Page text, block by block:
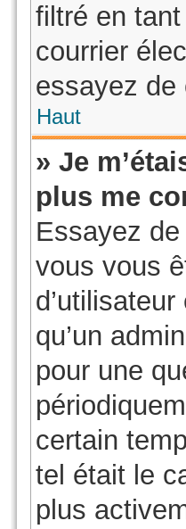
filtré en
courrier
essayez de
Haut
» Je
plus me
Essayez
vous vous
qu’un
pour une
certain
tel était le
plus